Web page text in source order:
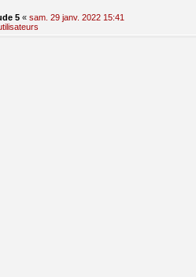
5 « sam. 29 janv. 2022 15:41